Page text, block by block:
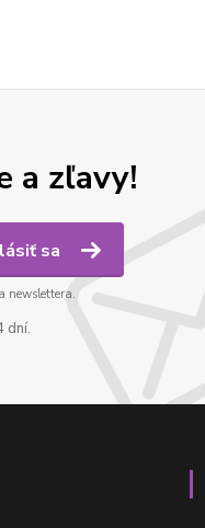
a zľavy!
sa
newslettera.
dní.